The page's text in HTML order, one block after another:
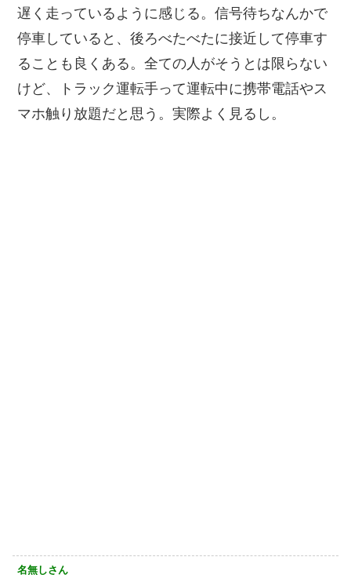
遅く走っているように感じる。信号待ちなんかで
停車していると、後ろべたべたに接近して停車す
ることも良くある。全ての人がそうとは限らない
けど、トラック運転手って運転中に携帯電話やス
マホ触り放題だと思う。実際よく見るし。
名無しさん